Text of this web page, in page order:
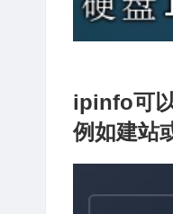
ipinfo可
例如建站